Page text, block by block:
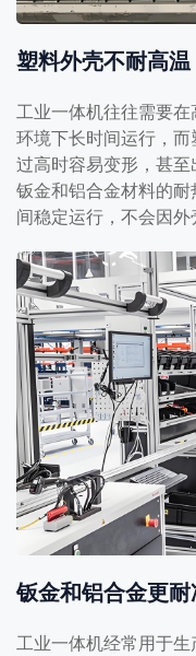
塑料外壳不耐高
工业一体机往往需要
环境下长时间运行，
过高时容易变形，甚至
钣金和铝合金材料的
间稳定运行，不会因外
钣金和铝合金更
工业一体机经常用于